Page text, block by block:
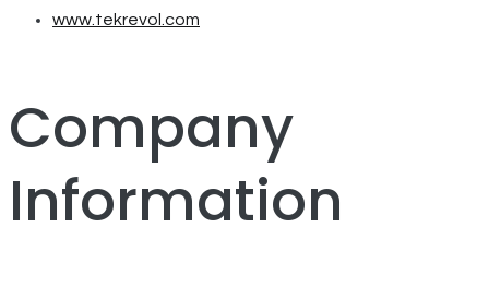
www.tekrevol.com
Company
Information